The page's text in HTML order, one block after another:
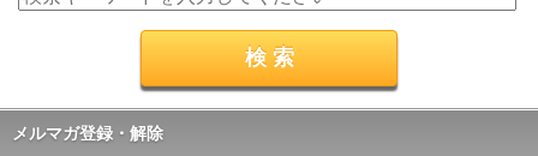
メルマガ登録・解除